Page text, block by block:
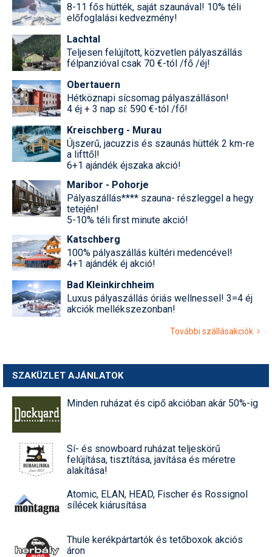
8-11 fős hütték, saját szaunával! 10% téli
előfoglalási kedvezmény!
Lachtal
Teljesen felújított, közvetlen pályaszállás
félpanzióval csak 70 €-tól /fő /éj!
Obertauern
Hétköznapi sícsomag pályaszálláson!
4 éj + 3 nap sí: 590 €-tól /fő!
Kreischberg - Murau
Újszerű, jacuzzis és szaunás hütték 2 km-re
a lifttől!
6+1 ajándék éjszaka akció!
Maribor - Pohorje
Pályaszállás**** szauna- részleggel a hegy
tetején!
5-10% téli first minute akció!
Katschberg
100% pályaszállás kültéri medencével!
4+1 ajándék éj akció!
Bad Kleinkirchheim
Luxus pályaszállás óriás wellnessel! 3=4 éj
akciók mellékszezonban!
További szállásakciók
SZAKÜZLET AJÁNLATOK
Minden ruházat és cipő akcióban akár 50%-ig
Sí- és snowboard ruházat teljeskörű
felújítása, tisztítása, javítása és méretre
alakítása!
Atomic, ELAN, HEAD, Fischer és Rossignol
sílécek kiárusítása
Thule kerékpártartók és tetőboxok akciós
áron